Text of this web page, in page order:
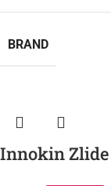
BRAND
Innokin